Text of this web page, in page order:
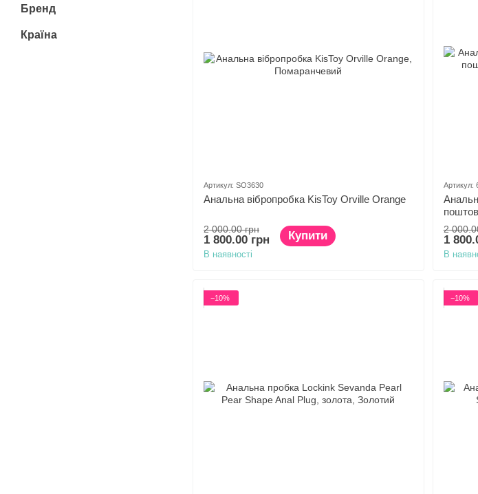
Артикул: SO3630
Анальна вібропробка KisToy Orville Orange
2 000.00 грн
1 800.00 грн Купити
В наявності
Артикул:
2
1
В
−10% −10%
Бренд
Країна